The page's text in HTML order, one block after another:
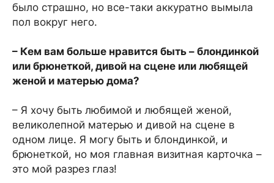
было страшно, но все-таки аккуратно вымыла
пол вокруг него.
– Кем вам больше нравится быть – блондинкой
или брюнеткой, дивой на сцене или любящей
женой и матерью дома?
– Я хочу быть любимой и любящей женой,
великолепной матерью и дивой на сцене в
одном лице. Я могу быть и блондинкой, и
брюнеткой, но моя главная визитная карточка –
это мой разрез глаз!